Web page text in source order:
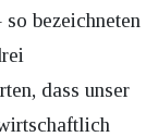
bezeichneten
dass unser